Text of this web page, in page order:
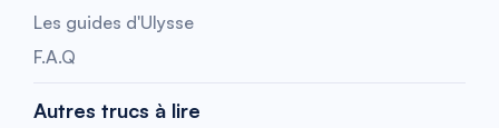
Les guides d'Ulysse
F.A.Q
Autres trucs à lire